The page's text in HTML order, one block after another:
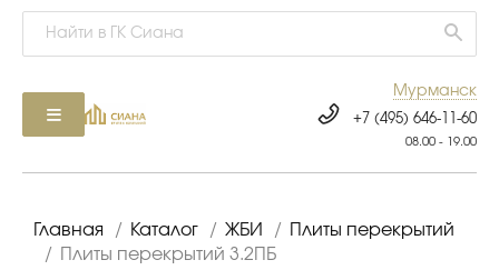
Мурманск
+7 (495) 646-11-60
08.00 - 19.00
Главная / Каталог / ЖБИ /
Плиты перекрытий
/
Плиты перекрытий 3.2ПБ